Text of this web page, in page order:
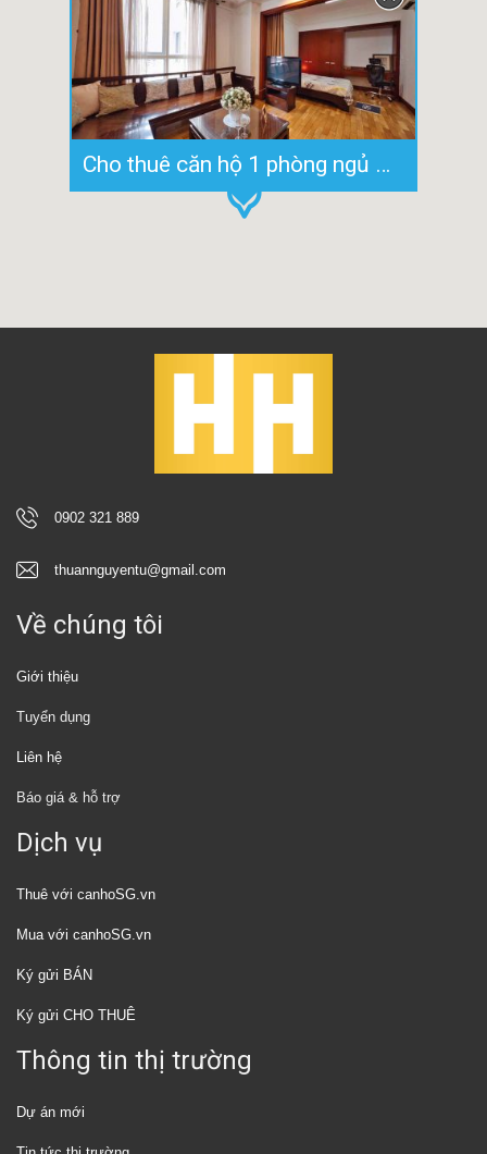
Cho thuê căn hộ 1 phòng ngủ The Manor 2 đường Nguyễn Hữu Cảnh HCM
0902 321 889
thuannguyentu@gmail.com
Về chúng tôi
Giới thiệu
Tuyển dụng
Liên hệ
Báo giá & hỗ trợ
Dịch vụ
Thuê với canhoSG.vn
Mua với canhoSG.vn
Ký gửi BÁN
Ký gửi CHO THUÊ
Thông tin thị trường
Dự án mới